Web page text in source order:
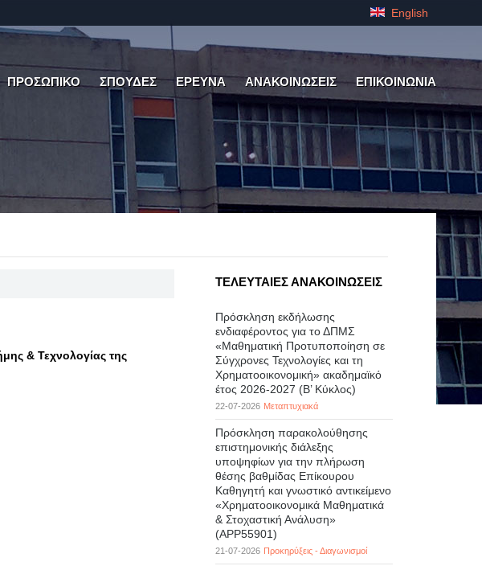
English
ΠΡΟΣΩΠΙΚΟ ΣΠΟΥΔΕΣ ΕΡΕΥΝΑ ΑΝΑΚΟΙΝΩΣΕΙΣ ΕΠΙΚΟΙΝΩΝΙΑ
& Τεχνολογίας της
ΤΕΛΕΥΤΑΙΕΣ ΑΝΑΚΟΙΝΩΣΕΙΣ
Πρόσκληση εκδήλωσης
ενδιαφέροντος για το ΔΠΜΣ
«Μαθηματική Προτυποποίηση σε
Σύγχρονες Τεχνολογίες και τη
Χρηματοοικονομική» ακαδημαϊκό
έτος 2026-2027 (B’ Kύκλος)
22-07-2026 Μεταπτυχιακά
Πρόσκληση παρακολούθησης
επιστημονικής διάλεξης
υποψηφίων για την πλήρωση
θέσης βαθμίδας Επίκουρου
Καθηγητή και γνωστικό αντικείμενο
«Χρηματοοικονομικά Μαθηματικά
& Στοχαστική Ανάλυση»
(APP55901)
21-07-2026 Προκηρύξεις - Διαγωνισμοί